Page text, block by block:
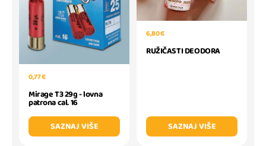
0,77 €
Mirage T3 29g - lovna
patrona cal. 16
SAZNAJ VIŠE
6,80 €
RUŽIČASTI DEODORA
SAZNAJ VIŠE